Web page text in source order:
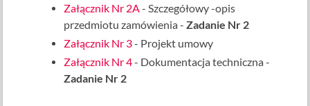
Załącznik Nr 2A- Szczegółowy -opis
przedmiotu zamówienia -Zadanie Nr 2
Załącznik Nr 3- Projekt umowy
Załącznik Nr 4- Dokumentacja techniczna -
Zadanie Nr 2